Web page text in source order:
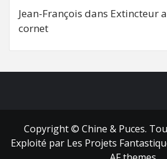
Jean-François dans Extincteur
cornet
Copyright © Chine & Puces.
Exploité par Les Projets